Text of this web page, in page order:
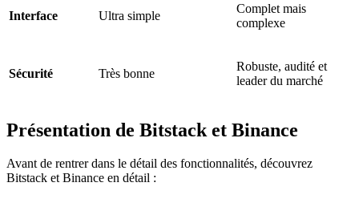
Interface Ultra simple
Complet mais
complexe
Sécurité Très bonne
Robuste, audité et
leader du marché
Présentation de Bitstack et Binance
Avant de rentrer dans le détail des fonctionnalités, découvrez
Bitstack et Binance en détail :